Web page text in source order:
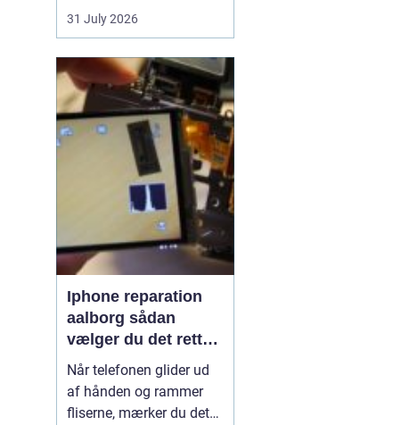
København. Byen er fyldt
med dygtige artister,
moderne tatovørbutikker,
hvor stilarter og udtryk
spænder vidt. Når man
søger efter ...
31 July 2026
Iphone reparation
aalborg sådan
vælger du det rette
værksted
Når telefonen glider ud
af hånden og rammer
fliserne, mærker du det